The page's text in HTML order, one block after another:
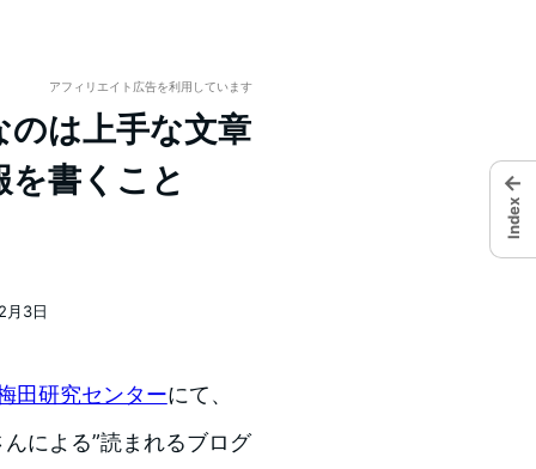
アフィリエイト広告を利用しています
のは上手な文章
書くこと
月3日
田研究センターにて、
による”読まれるブログ
←
Index